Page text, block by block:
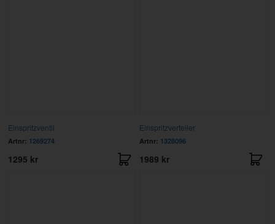
Einspritzventil
Artnr: 1269274
1295 kr
Einspritzverteiler
Artnr: 1328096
1989 kr